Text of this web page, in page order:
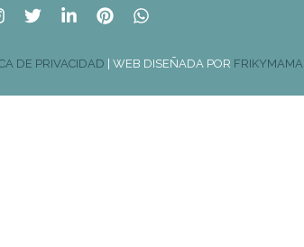
DE PRIVACIDAD | WEB DISEÑADA POR FRIKYMAMA